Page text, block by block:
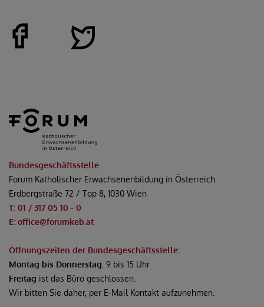
Bundesgeschäftsstelle
Forum Katholischer Erwachsenenbildung in Österreich
Erdbergstraße 72 / Top 8, 1030 Wien
T: 01 / 317 05 10 - 0
E: office@forumkeb.at
Öffnungszeiten der Bundesgeschäftsstelle:
Montag bis Donnerstag: 9 bis 15 Uhr
Freitag ist das Büro geschlossen.
Wir bitten Sie daher, per E-Mail Kontakt aufzunehmen.